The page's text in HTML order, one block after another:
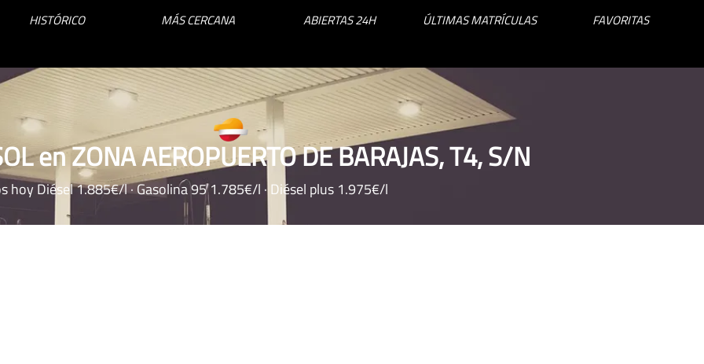
HISTÓRICO MÁS CERCANA ABIERTAS 24H ÚLTIMAS MATRÍCULAS FAVORITAS
en ZONA AEROPUERTO DE BARAJAS, T4, S/N
hoy Diésel 1.885€/l · Gasolina 95 1.785€/l · Diésel plus 1.975€/l